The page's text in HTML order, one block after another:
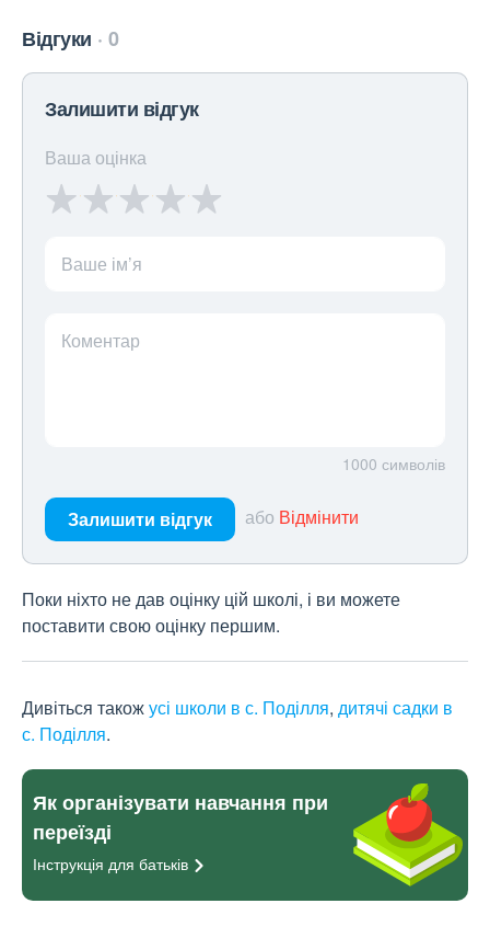
Відгуки 0
Залишити відгук
Ваша оцінка
Ваше ім’я
Коментар
1000 символів
Залишити відгук або Відмінити
Поки ніхто не дав оцінку цій школі, і ви можете
поставити свою оцінку першим.
Дивіться такожусі школи в с. Поділля, дитячі садки в
с. Поділля.
Як організувати навчання при
переїзді
Інструкція для батьків